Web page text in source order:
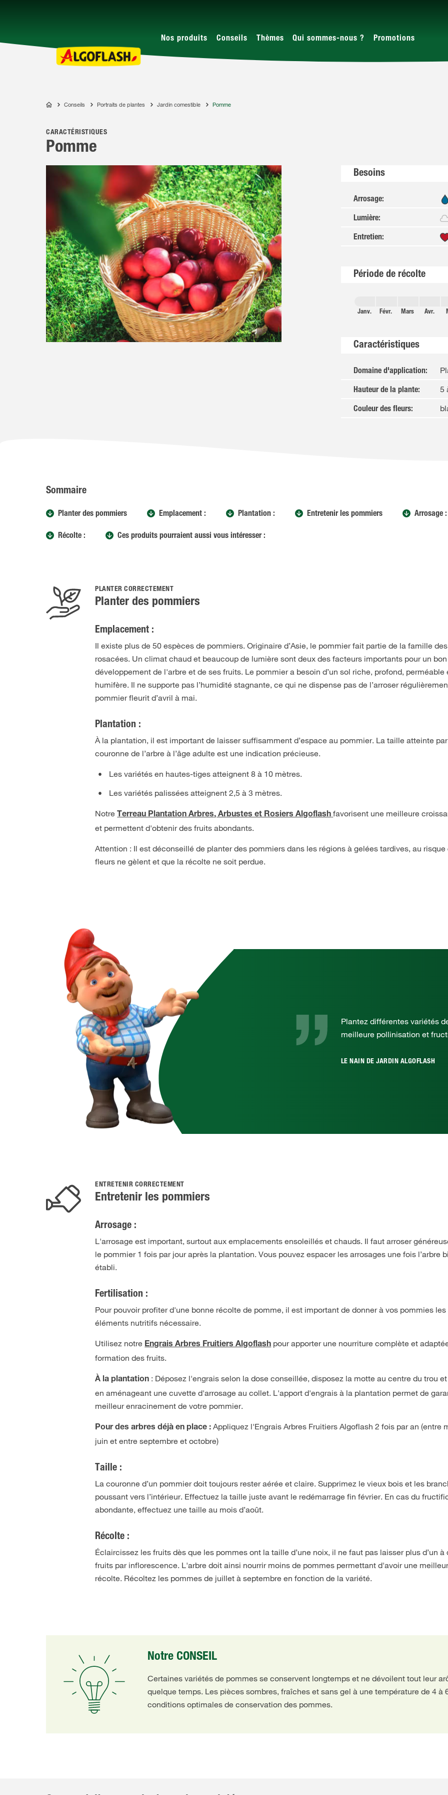
Nos produits Conseils Thèmes Qui sommes-nous ? Promotions
ALGOFLASH
Conseils Portraits de plantes Jardin comestible Pomme
CARACTÉRISTIQUES
Pomme
Besoins
Arrosage:
Lumière:
Entretien:
Période de récolte
Janv. Févr. Mars Avr.
Caractéristiques
Domaine d'application:
Hauteur de la plante: 5
Couleur des fleurs:
Sommaire
Planter des pommiers Emplacement : Plantation : Entretenir les pommiers Arrosage :
Récolte : Ces produits pourraient aussi vous intéresser :
PLANTER CORRECTEMENT
Planter des pommiers
Emplacement :
Il existe plus de 50 espèces de pommiers. Originaire d’Asie, le pommier fait partie de la famille des
rosacées. Un climat chaud et beaucoup de lumière sont deux des facteurs importants pour un bon
développement de l'arbre et de ses fruits. Le pommier a besoin d’un sol riche, profond, perméable
humifère. Il ne supporte pas l’humidité stagnante, ce qui ne dispense pas de l’arroser
pommier fleurit d’avril à mai.
Plantation :
À la plantation, il est important de laisser suffisamment d’espace au pommier. La taille atteinte
couronne de l’arbre à l’âge adulte est une indication précieuse.
Les variétés en hautes-tiges atteignent 8 à 10 mètres.
Les variétés palissées atteignent 2,5 à 3 mètres.
NotreTerreau Plantation Arbres, Arbustes et Rosiers Algoflash favorisent une meilleure
et permettent d'obtenir des fruits abondants.
Attention : Il est déconseillé de planter des pommiers dans les régions à gelées tardives, au risque
fleurs ne gèlent et que la récolte ne soit perdue.
Plantez différentes variétés
meilleure pollinisation et
LE NAIN DE JARDIN ALGOFLASH
ENTRETENIR CORRECTEMENT
Entretenir les pommiers
Arrosage :
L'arrosage est important, surtout aux emplacements ensoleillés et chauds. Il faut arroser
le pommier 1 fois par jour après la plantation. Vous pouvez espacer les arrosages une fois l’arbre
établi.
Fertilisation :
Pour pouvoir profiter d'une bonne récolte de pomme, il est important de donner à vos pommies les
éléments nutritifs nécessaire.
Utilisez notre Engrais Arbres Fruitiers Algoflash pour apporter une nourriture complète et
formation des fruits.
À la plantation : Déposez l'engrais selon la dose conseillée, disposez la motte au centre du trou
en aménageant une cuvette d'arrosage au collet. L'apport d'engrais à la plantation permet de
meilleur enracinement de votre pommier.
Pour des arbres déjà en place :Appliquez l'Engrais Arbres Fruitiers Algoflash 2 fois par an (entre
juin et entre septembre et octobre)
Taille :
La couronne d’un pommier doit toujours rester aérée et claire. Supprimez le vieux bois et les
poussant vers l’intérieur. Effectuez la taille juste avant le redémarrage fin février. En cas du
abondante, effectuez une taille au mois d’août.
Récolte :
Éclaircissez les fruits dès que les pommes ont la taille d’une noix, il ne faut pas laisser plus d’un à
fruits par inflorescence. L'arbre doit ainsi nourrir moins de pommes permettant d'avoir une
récolte. Récoltez les pommes de juillet à septembre en fonction de la variété.
Notre CONSEIL
Certaines variétés de pommes se conservent longtemps et ne dévoilent tout leur
quelque temps. Les pièces sombres, fraîches et sans gel à une température de 4 à
conditions optimales de conservation des pommes.